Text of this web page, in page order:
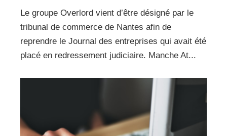
Le groupe Overlord vient d’être désigné par le
tribunal de commerce de Nantes afin de
reprendre le Journal des entreprises qui avait été
placé en redressement judiciaire. Manche At...